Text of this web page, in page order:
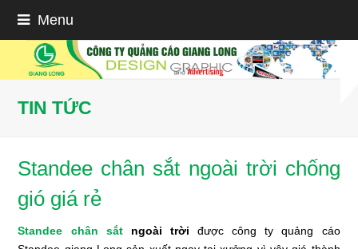
Menu
TIN TỨC
Standee chân sắt ngoài trời chống
gió giá rẻ
Standee chân sắtngoài trời được công ty quảng cáo